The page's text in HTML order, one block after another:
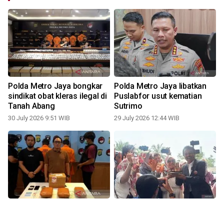
Polda Metro Jaya bongkar
sindikat obat kleras ilegal di
Tanah Abang
30 July 2026 9:51 WIB
Polda Metro Jaya libatkan
Puslabfor usut kematian
Sutrimo
29 July 2026 12:44 WIB